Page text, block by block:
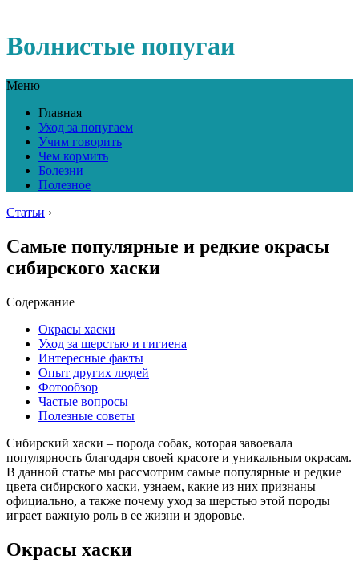
Волнистые попугаи
Меню
Главная
Уход за попугаем
Учим говорить
Чем кормить
Болезни
Полезное
Статьи ›
Самые популярные и редкие окрасы
сибирского хаски
Содержание
Окрасы хаски
Уход за шерстью и гигиена
Интересные факты
Опыт других людей
Фотообзор
Частые вопросы
Полезные советы
Сибирский хаски – порода собак, которая завоевала
популярность благодаря своей красоте и уникальным окрасам.
В данной статье мы рассмотрим самые популярные и редкие
цвета сибирского хаски, узнаем, какие из них признаны
официально, а также почему уход за шерстью этой породы
играет важную роль в ее жизни и здоровье.
Окрасы хаски